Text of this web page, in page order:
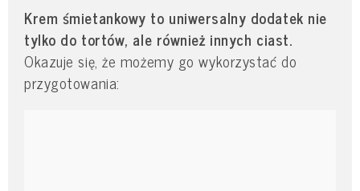
Krem śmietankowy to uniwersalny dodatek nie
tylko do tortów, ale również innych ciast.
Okazuje się, że możemy go wykorzystać do
przygotowania: